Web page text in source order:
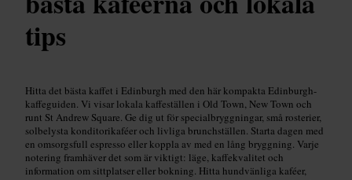
tips
Hitta det bästa kaffet i Edinburgh med den här kompakta Edinburgh-
kaffeguiden. Vi visar lokala kaffeställen i Old Town, New Town och
runt St Andrew Square. Ge dig ut för specialbryggningar, små rosterier,
solbelysta konditorikaféer och livliga brunchställen. Starta dagen med
en omsorgsfull espresso eller koppla av med en lång bryggning. Varje
notering framhäver det som är viktigt: läge, kaffekvalitet och
information om sittplatser eller bokning. Hitta hundvänliga kaféer,